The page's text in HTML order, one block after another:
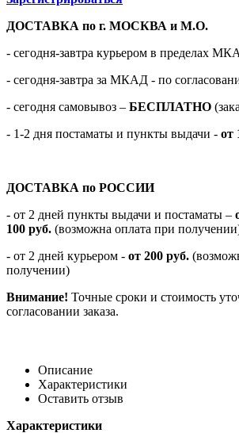
ДОСТАВКА по г. МОСКВА и М.О.
- сегодня-завтра курьером в пределах
- сегодня-завтра за МКАД - по
- сегодня самовывоз – БЕСПЛАТНО
- 1-2 дня постаматы и пункты выдачи - от
ДОСТАВКА по РОССИИ
- от 2 дней пункты выдачи и постаматы –
100 руб. (возможна оплата при
- от 2 дней курьером - от 200 руб.
получении)
Внимание! Точные сроки и стоимость
согласовании заказа.
Описание
Характеристики
Оставить отзыв
Характеристики